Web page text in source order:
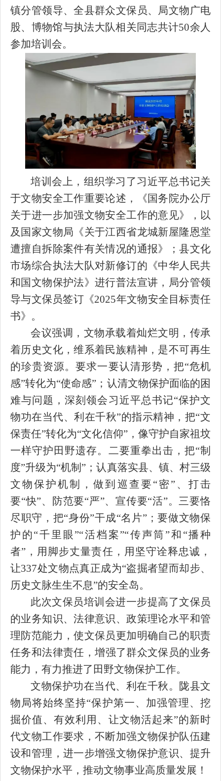
镇分管领导、全县群众文保员、局文物广电
股、博物馆与执法大队相关同志共计50余人
参加培训会。
培训会上，组织学习了习近平总书记关
于文物安全工作重要论述 ，《国务院办公厅
关于进一步加强文物安全工作的意见》，以
及国家文物局《关于江西省龙城新屋隆恩堂
遭擅自拆除案件有关情况的通报》
； 县文化
市场综合执法大队对新修订的《中华人民共
和国文物保护法》进行普法宣讲，局分管领
导与文保员签订《2025年文物安全目标责任
书》。
会议强调， 文物承载着灿烂文明，传承
着历史文化，维系着民族精神，是不可再生
的珍贵资源。要求一要认清形势 ， 把“危机
感”转化为“使命感” ；认清文物保护面临的困
难与问题，深刻领会习近平总书记“保护文
物功在当代、利在千秋”的指示精神，把“文
保责任”转化为“文化信仰”，像守护自家祖坟
一样守护田野遗存。 二要重拳出击， 把“制
度”升级为“机制” ；认真落实县、镇、村三级
文物保护机制，做到巡查要“密”、打击
要“快”、防范要“严”、宣传要“活”。三要恪
尽职守 ， 把“身份”干成“名片”；要做文物保
护的“千里眼”“活档案”“传声筒”和“播种
者”， 用脚步丈量责任，用坚守诠释忠诚，
让337处文物点真正成为“盗掘者望而却步、
历史文脉生生不息”的安全岛。
此次文保员培训会进一步提高了文保员
的业务知识、法律意识、政策理论水平和管
理防范能力，使文保员更加明确自己的职责
任务和法律责任，增强了群众文保员的业务
能力， 有力推进了 田野文物保护工作。
文物保护功在当代、利在千秋。陇县文
物局将始终坚持“保护第一、加强管理、挖
掘价值、有效利用、让文物活起来”的新时
代文物工作要求，不断加强文物保护队伍建
设和管理，进一步增强文物保护意识、提升
文物保护水平，推动文物事业高质量发展！